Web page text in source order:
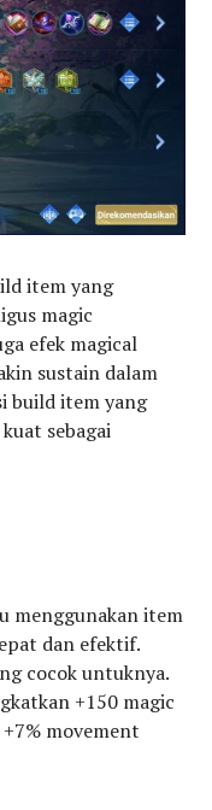
item yang
magic
efek magical
sustain dalam
build item yang
sebagai
menggunakan item
dan efektif.
cocok untuknya.
+150 magic
movement